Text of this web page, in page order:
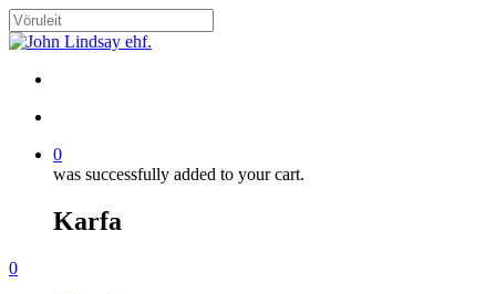
Skip
to
content
Close
0
was successfully added to your cart.
Karfa
Menu
search
account
0